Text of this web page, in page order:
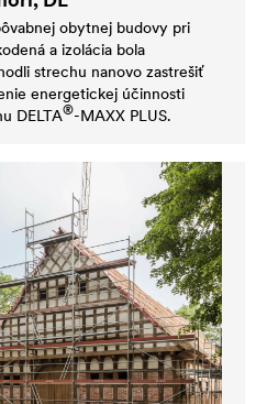
obytnej budovy pri
a izolácia bola
strechu nanovo zastrešiť
energetickej účinnosti
DELTA®-MAXX PLUS.